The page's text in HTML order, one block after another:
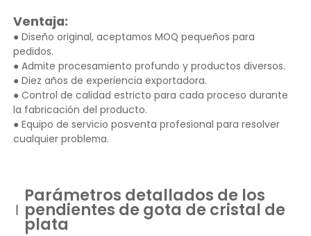
Ventaja:
● Diseño original, aceptamos MOQ pequeños para
pedidos.
● Admite procesamiento profundo y productos diversos.
● Diez años de experiencia exportadora.
● Control de calidad estricto para cada proceso durante
la fabricación del producto.
● Equipo de servicio posventa profesional para resolver
cualquier problema.
Parámetros detallados de los
pendientes de gota de cristal de
plata